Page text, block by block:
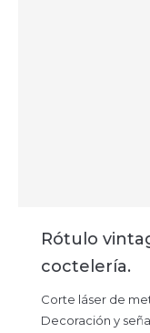
Rótulo
coctelería.
Corte láser de
Decoración y